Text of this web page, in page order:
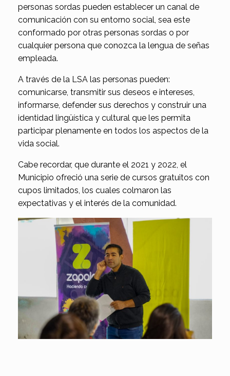
personas sordas pueden establecer un canal de
comunicación con su entorno social, sea este
conformado por otras personas sordas o por
cualquier persona que conozca la lengua de señas
empleada.
A través de la LSA las personas pueden:
comunicarse, transmitir sus deseos e intereses,
informarse, defender sus derechos y construir una
identidad lingüística y cultural que les permita
participar plenamente en todos los aspectos de la
vida social.
Cabe recordar, que durante el 2021 y 2022, el
Municipio ofreció una serie de cursos gratuitos con
cupos limitados, los cuales colmaron las
expectativas y el interés de la comunidad.